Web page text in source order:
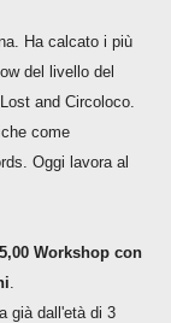
Ha calcato i più
del livello del
and Circoloco.
come
Oggi lavora al
Workshop con
.
già dall'età di 3